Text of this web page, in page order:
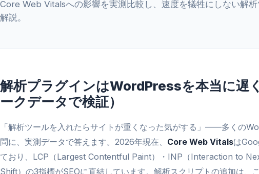
Core Web Vitalsへの影響を実測比較し、速度を犠牲にしない解
解説。
解析プラグインはWordPressを本当に遅
ークデータで検証）
「解析ツールを入れたらサイトが重くなった気がする」——多くの
問に、実測データで答えます。2026年現在、 Core Web Vitalsは
ており、LCP（Largest Contentful Paint）・INP（Interaction to
Shift）の3指標がSEOに直結しています。解析スクリプトの追加は、